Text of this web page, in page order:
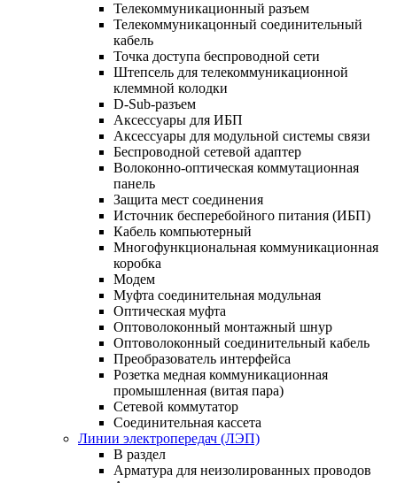
Телекоммуникационный разъем
Телекоммуникацонный соединительный
кабель
Точка доступа беспроводной сети
Штепсель для телекоммуникационной
клеммной колодки
D-Sub-разъем
Аксессуары для ИБП
Аксессуары для модульной системы связи
Беспроводной сетевой адаптер
Волоконно-оптическая коммутационная
панель
Защита мест соединения
Источник бесперебойного питания (ИБП)
Кабель компьютерный
Многофункциональная коммуникационная
коробка
Модем
Муфта соединительная модульная
Оптическая муфта
Оптоволоконный монтажный шнур
Оптоволоконный соединительный кабель
Преобразователь интерфейса
Розетка медная коммуникационная
промышленная (витая пара)
Сетевой коммутатор
Соединительная кассета
Линии электропередач (ЛЭП)
В раздел
Арматура для неизолированных проводов